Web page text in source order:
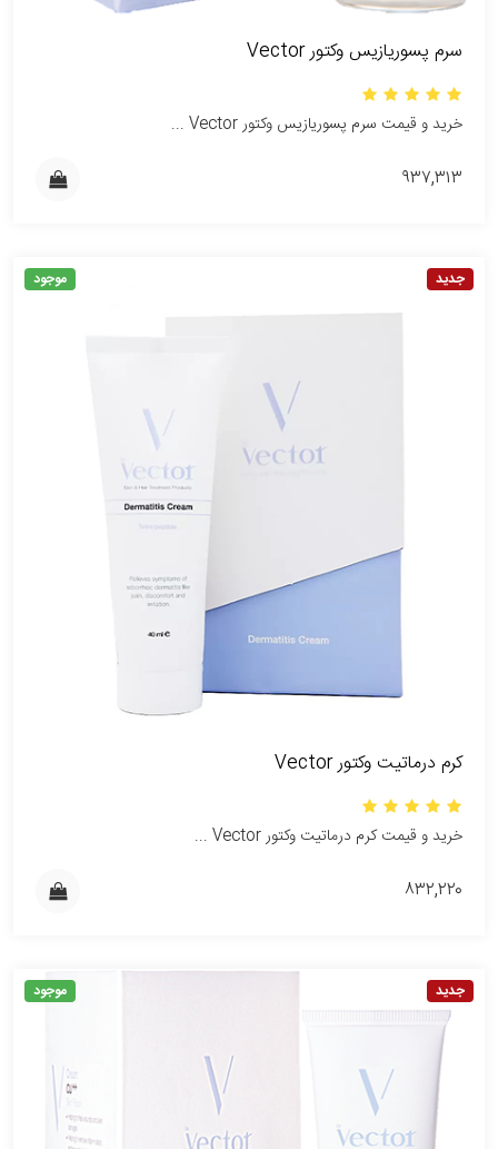
سرم پسوریازیس وکتور Vector
خرید و قیمت سرم پسوریازیس وکتور Vector ...
۹۳۷,۳۱۳
جدید موجود
کرم درماتیت وکتور Vector
خرید و قیمت کرم درماتیت وکتور Vector ...
۸۳۲,۲۲۰
جدید موجود